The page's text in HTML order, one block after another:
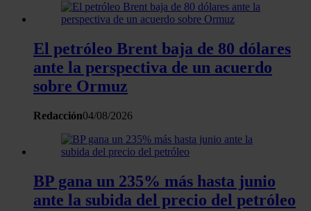
El petróleo Brent baja de 80 dólares
ante la perspectiva de un acuerdo
sobre Ormuz
Redacción04/08/2026
BP gana un 235% más hasta junio
ante la subida del precio del petróleo